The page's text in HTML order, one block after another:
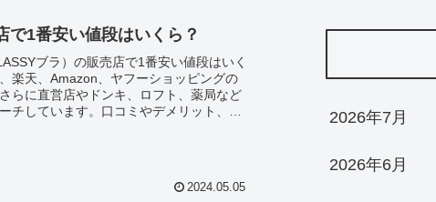
で1番安い値段はいくら？
ブラ）の販売店で1番安い値段はいく
楽天、Amazon、ヤフーショッピングの
らに直営店やドンキ、ロフト、薬局など
チしています。口コミやデメリット、サ
2024.05.05
2026年7月
2026年6月